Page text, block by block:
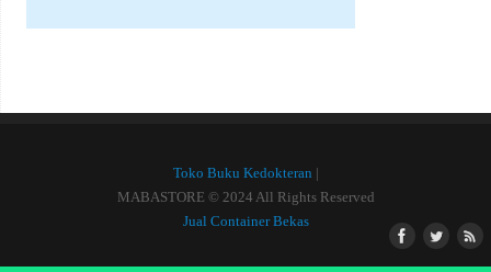
Toko Buku Kedokteran |
MABASTORE © 2024 All Rights Reserved
Jual Container Bekas